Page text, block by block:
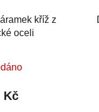
kříž z
oceli
produktu
Kč